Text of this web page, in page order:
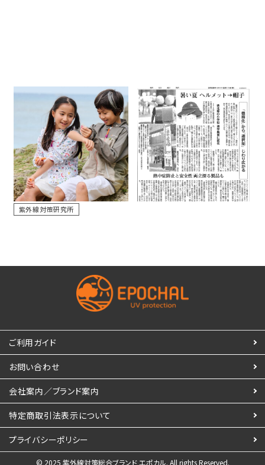
日焼け・虫刺され・あせも。夏
の3大肌トラブルを、薬に頼らず
2026.07.20
How to 紫外線対策(紫外線対策
豆知識）
エポカルブランド
子どもの紫外線対策と便利なUV
カット製品
紫外線対策研究所
朝日新聞に掲載されました。
2026.07.05
エポカルブランド
子どもの紫外線対策と便利なUV
カット製品
通学帽子
ご利用ガイド
お問い合わせ
会社案内／ブランド案内
特定商取引法表示について
プライバシーポリシー
© 2025 紫外線対策総合ブランド エポカル. All rights Reserved.